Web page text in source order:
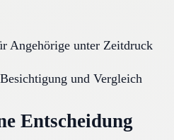
Angehörige unter Zeitdruck
und Vergleich
Entscheidung